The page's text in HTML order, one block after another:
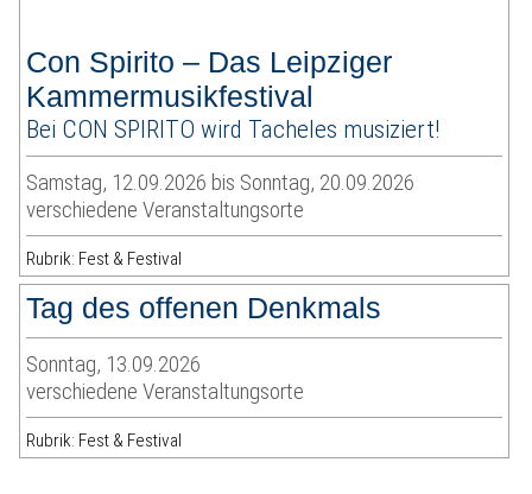
Con Spirito – Das Leipziger
Kammermusikfestival
Bei CON SPIRITO wird Tacheles musiziert!
Samstag, 12.09.2026 bis Sonntag, 20.09.2026
verschiedene Veranstaltungsorte
Rubrik: Fest & Festival
Tag des offenen Denkmals
Sonntag, 13.09.2026
verschiedene Veranstaltungsorte
Rubrik: Fest & Festival